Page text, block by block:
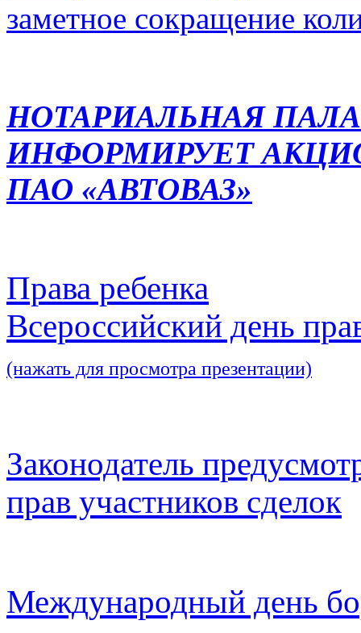
заметное сокращение
НОТАРИАЛЬНАЯ
ИНФОРМИРУЕТ
ПАО «АВТОВАЗ»
Права ребенка
Всероссийский день
(нажать для просмотра презентации)
Законодатель
прав участников сделок
Международный день